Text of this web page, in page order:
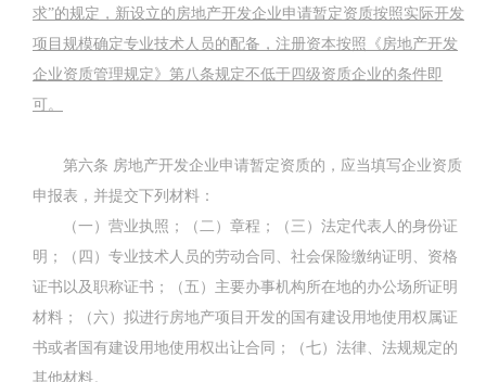
求”的规定，新设立的房地产开发企业申请暂定资质按照实际开发
项目规模确定专业技术人员的配备，注册资本按照《房地产开发
企业资质管理规定》第八条规定不低于四级资质企业的条件即
可。
第六条 房地产开发企业申请暂定资质的，应当填写企业资质
申报表，并提交下列材料：
（一）营业执照；（二）章程；（三）法定代表人的身份证
明；（四）专业技术人员的劳动合同、社会保险缴纳证明、资格
证书以及职称证书；（五）主要办事机构所在地的办公场所证明
材料；（六）拟进行房地产项目开发的国有建设用地使用权属证
书或者国有建设用地使用权出让合同；（七）法律、法规规定的
其他材料。